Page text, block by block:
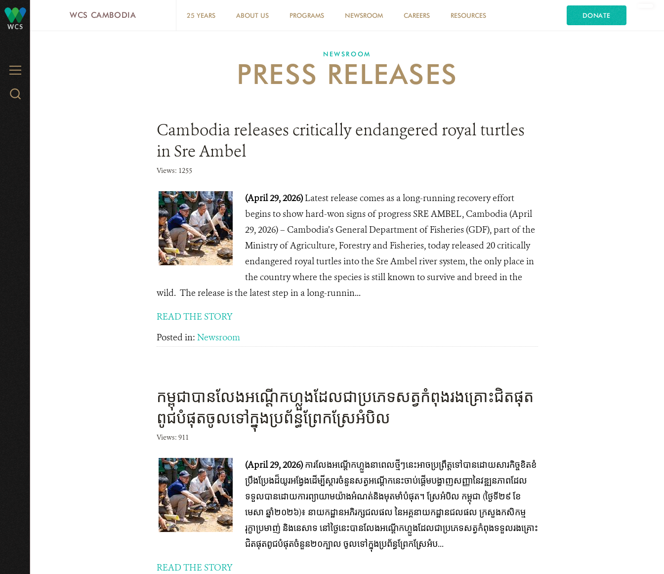
WCS
MENU
Search
WCS CAMBODIA 25 YEARS ABOUT US PROGRAMS NEWSROOM CAREERS RESOURCES DONATE
NEWSROOM
PRESS RELEASES
Cambodia releases critically endangered royal turtles
in Sre Ambel
Views: 1255
(April 29, 2026)Latest release comes as a long-running recovery effort
begins to show hard-won signs of progress SRE AMBEL, Cambodia (April
29, 2026) – Cambodia’s General Department of Fisheries (GDF), part of the
Ministry of Agriculture, Forestry and Fisheries, today released 20 critically
endangered royal turtles into the Sre Ambel river system, the only place in
the country where the species is still known to survive and breed in the
wild. The release is the latest step in a long-runnin...
READ THE STORY
Posted in: Newsroom
កម្ពុជាបានលែងអណ្តើក​ហ្លួង​ដែល​ជា​ប្រភេទ​សត្វ​កំពុង​រង​គ្រោះ​ជិត​ផុត​
ពូជ​បំផុត​ចូល​ទៅ​ក្នុង​ប្រព័ន្ធ​ព្រែក​ស្រែអំបិល
Views: 911
(April 29, 2026)ការលែងអណ្តើកហ្លួង​នា​ពេល​ថ្មីៗ​នេះអាច​ប្រព្រឹត្ត​ទៅ​បាន​ដោយ​សារ​កិច្ចខិតខំ
ប្រឹងប្រែងដ៏យូរអង្វែងដើម្បី​ស្តារ​ចំនួនសត្វ​អណ្តើក​នេះ​​ចាប់ផ្តើមបង្ហាញសញ្ញានៃវឌ្ឍនភាពដែល
ទទួល​បានដោយការ​ព្យាយាម​យ៉ាង​អំណត់​និង​មុត​មាំ​បំផុត​។ ស្រែអំបិល កម្ពុជា (ថ្ងៃទី២៩​ ខែ
មេសា ឆ្នាំ២០២៦)៖ នាយកដ្ឋានអភិរក្សជលផល នៃអគ្គនាយកដ្ឋានជលផល​ ក្រសួងកសិកម្ម
រុក្ខាប្រមាញ់ និងនេសាទ នៅថ្ងៃនេះបានលែងអណ្តើកហ្លួង​ដែល​ជា​ប្រភេទ​សត្វ​កំពុងទទួល​រង​គ្រោះ​
ជិតផុតពូជបំផុត​ចំនួន២០​ក្បាល ចូលទៅក្នុងប្រព័ន្ធព្រែក​ស្រែអំប...
READ THE STORY